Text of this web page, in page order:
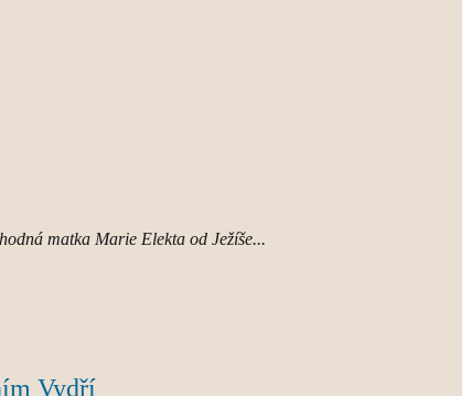
matka Marie Elekta od Ježíše...
Vydří